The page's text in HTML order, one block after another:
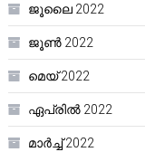
ജൂലൈ 2022
ജൂൺ 2022
മെയ്‌ 2022
ഏപ്രിൽ 2022
മാർച്ച്‌ 2022